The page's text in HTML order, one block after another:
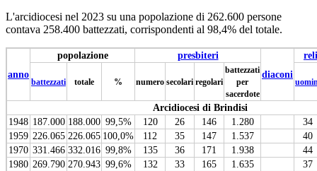
L'arcidiocesi nel 2023 su una popolazione di 262.600 persone
contava 258.400 battezzati, corrispondenti al 98,4% del totale.
anno
popolazione
presbiteri
diaconi
battezzati totale % numero secolari regolari
battezzati
per
sacerdote
Arcidiocesi di Brindisi
1948 187.000 188.000 99,5% 120 26 146 1.280
34
1959 226.065 226.065 100,0% 112 35 147 1.537
40
1970 331.466 332.016 99,8% 135 36 171 1.938
44
1980 269.790 270.943 99,6% 132 33 165 1.635
37